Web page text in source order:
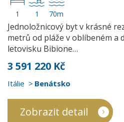
1 1 70m
Jednoložnicový byt v krásné
metrů od pláže v oblíbeném a
letovisku Bibione…
3 591 220 Kč
Itálie Benátsko
Zobrazit detail